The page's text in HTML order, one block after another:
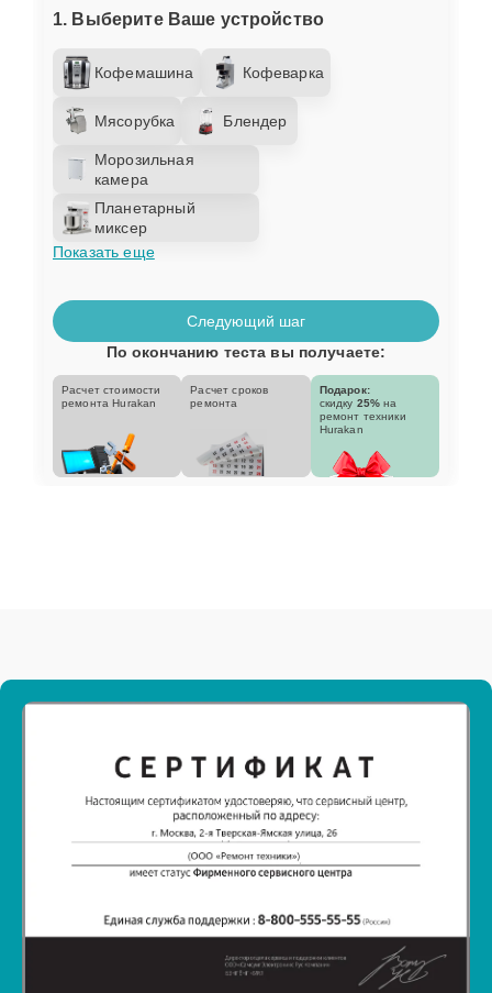
1. Выберите Ваше устройство
Кофемашина Кофеварка
Мясорубка Блендер
Морозильная
камера
Планетарный
миксер
Показать еще
Следующий шаг
По окончанию теста вы получаете:
Расчет стоимости
ремонта Hurakan
Расчет сроков
ремонта
Подарок:
скидку 25% на
ремонт техники
Hurakan